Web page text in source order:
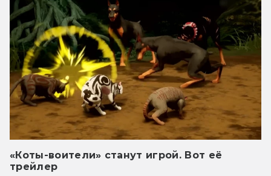
«Коты-воители» станут игрой. Вот её
трейлер